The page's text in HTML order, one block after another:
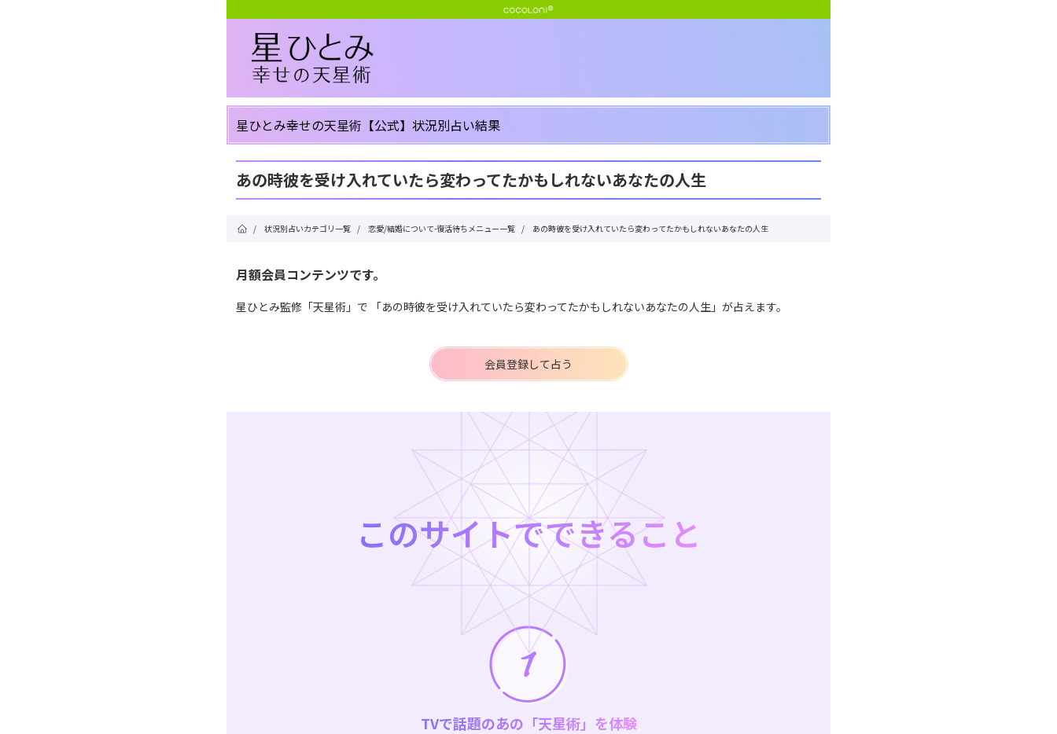
星ひとみ幸せの天星術【公式】状況別占い結果
あの時彼を受け入れていたら変わってたかもしれないあなたの人生
/ 状況別占いカテゴリ一覧 / 恋愛/結婚について-復活待ちメニュー一覧 / あの時彼を受け入れていたら変わってたかもしれないあなたの人生
月額会員コンテンツです。
星ひとみ監修「天星術」で 「あの時彼を受け入れていたら変わってたかもしれないあなたの人生」が占えます。
会員登録して占う
このサイトでできること
TVで話題のあの「天星術」を体験